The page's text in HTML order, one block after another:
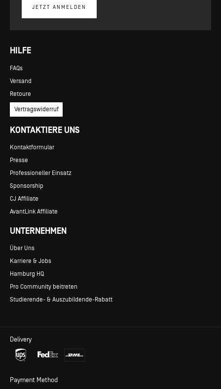
HILFE
FAQs
Versand
Retoure
Vertragswiderruf
KONTAKTIERE UNS
Kontaktformular
Presse
Professioneller Einsatz
Sponsorship
CJ Affiliate
AvantLink Affiliate
UNTERNEHMEN
Über Uns
Karriere & Jobs
Hamburg HQ
Pro Community beitreten
Studierende- & Auszubildende-Rabatt
JETZT ANMELDEN
Delivery
Payment Method